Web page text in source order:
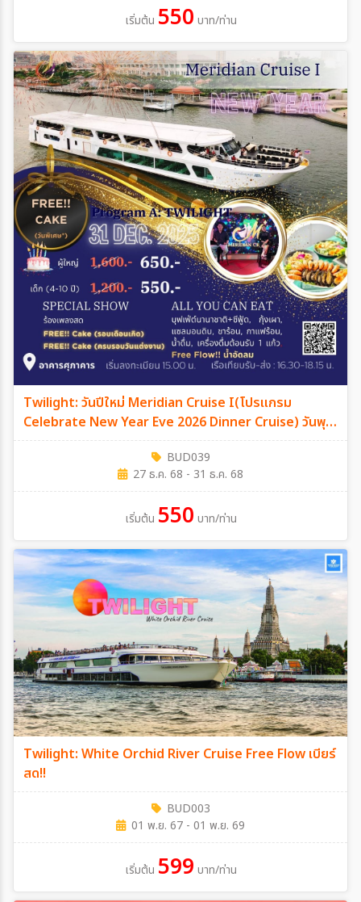
เริ่มต้น 550 บาท/ท่าน
Twilight: วันปีใหม่ Meridian Cruise I(โปรแกรม
Celebrate New Year Eve 2026 Dinner Cruise) วันพุธ
ที่ 31 ธันวาคม 2568
BUD039
27 ธ.ค. 68 - 31 ธ.ค. 68
เริ่มต้น 550 บาท/ท่าน
Twilight: White Orchid River Cruise Free Flow เบียร์
สด!!
BUD003
01 พ.ย. 67 - 01 พ.ย. 69
เริ่มต้น 599 บาท/ท่าน